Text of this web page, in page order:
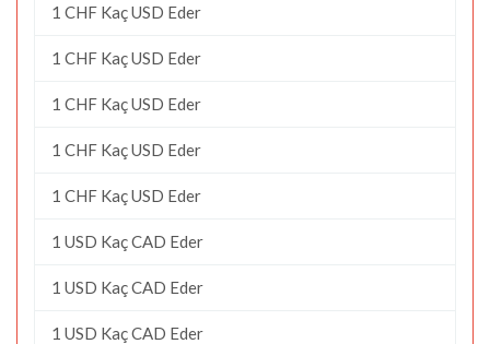
1 CHF Kaç USD Eder
1 CHF Kaç USD Eder
1 CHF Kaç USD Eder
1 CHF Kaç USD Eder
1 CHF Kaç USD Eder
1 USD Kaç CAD Eder
1 USD Kaç CAD Eder
1 USD Kaç CAD Eder